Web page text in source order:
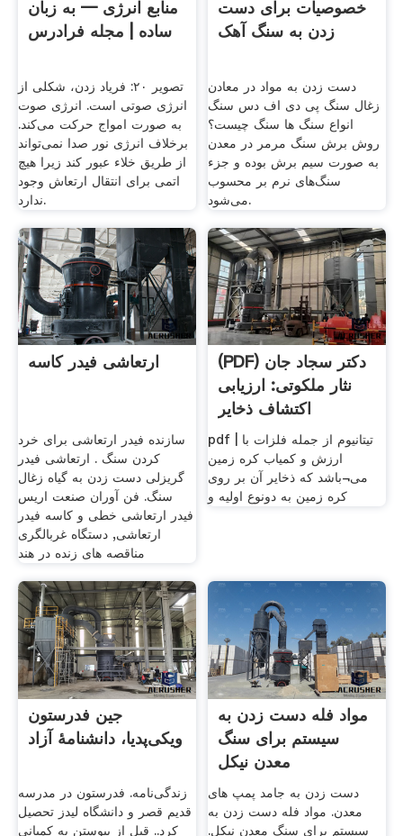
منابع انرژی — به زبان
ساده | مجله فرادرس
تصویر ۲۰: فریاد زدن، شکلی از
انرژی صوتی است. انرژی صوت
به صورت امواج حرکت می‌کند.
برخلاف انرژی نور صدا نمی‌تواند
از طریق خلاء عبور کند زیرا هیچ
اتمی برای انتقال ارتعاش وجود
ندارد.
خصوصیات برای دست
زدن به سنگ آهک
دست زدن به مواد در معادن
زغال سنگ پی دی اف دس سنگ
انواع سنگ ها سنگ چیست؟
روش برش سنگ مرمر در معدن
به صورت سیم برش بوده و جزء
سنگ‌های نرم بر محسوب
می‌شود.
ارتعاشی فیدر کاسه
سازنده فیدر ارتعاشی برای خرد
کردن سنگ . ارتعاشی فیدر
گریزلی دست زدن به گیاه زغال
سنگ. فن آوران صنعت اریس
فیدر ارتعاشی خطی و کاسه فیدر
ارتعاشی, دستگاه غربالگری
مناقصه های زنده در هند
(PDF) دکتر سجاد جان
نثار ملکوتی: ارزیابی
اكتشاف ذخاير
pdf | تیتانیوم از جمله فلزات با
ارزش و کمیاب کره زمین
می¬باشد که ذخایر آن بر روی
کره زمین به دونوع اولیه و
جین فدرستون
ویکی‌پدیا، دانشنامهٔ آزاد
زندگی‌نامه. فدرستون در مدرسه
قدیم قصر و دانشگاه لیدز تحصیل
کرد.. قبل از پیوستن به کمپانی
مواد فله دست زدن به
سیستم برای سنگ
معدن نیکل
دست زدن به جامد پمپ های
معدن. مواد فله دست زدن به
سیستم برای سنگ معدن نیکل.